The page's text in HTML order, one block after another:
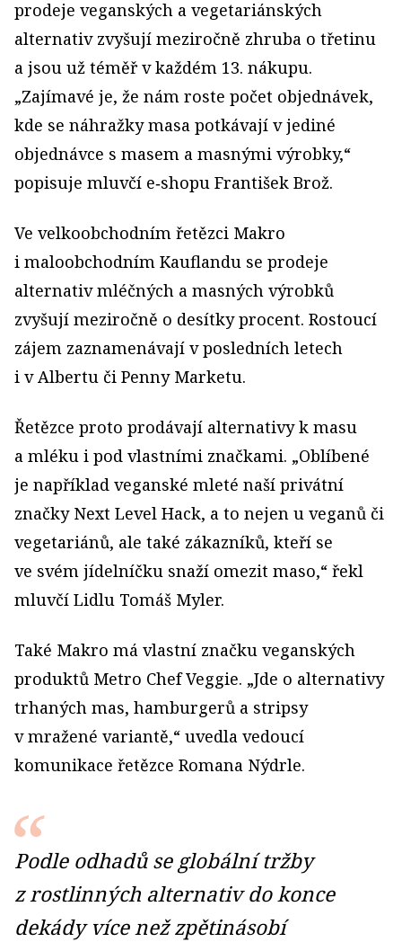
prodeje veganských a vegetariánských
alternativ zvyšují meziročně zhruba o třetinu
a jsou už téměř v každém 13. nákupu.
„Zajímavé je, že nám roste počet objednávek,
kde se náhražky masa potkávají v jediné
objed­návce s masem a masnými výrobky,“
popisuje mluvčí e‑shopu František Brož.
Ve velkoobchodním řetězci Makro
i maloobchodním Kauflandu se prodeje
alternativ mléčných a masných výrobků
zvyšují meziročně o desítky procent. Rostoucí
zájem zaznamenávají v posledních letech
i v Albertu či Penny Marketu.
Řetězce proto prodávají alternativy k masu
a mléku i pod vlastními značkami. „Oblíbené
je například veganské mleté naší privátní
značky Next Level Hack, a to nejen u veganů či
vegetariánů, ale také zákazníků, kteří se
ve svém jídelníčku snaží omezit maso,“ řekl
mluvčí Lidlu Tomáš Myler.
Také Makro má vlastní značku veganských
produktů Metro Chef Veggie. „Jde o alternativy
trhaných mas, hamburgerů a stripsy
v mražené variantě,“ uvedla vedoucí
komunikace řetězce Romana Nýdrle.
Podle odhadů se globální tržby
z rostlinných alternativ do konce
dekády více než zpětinásobí